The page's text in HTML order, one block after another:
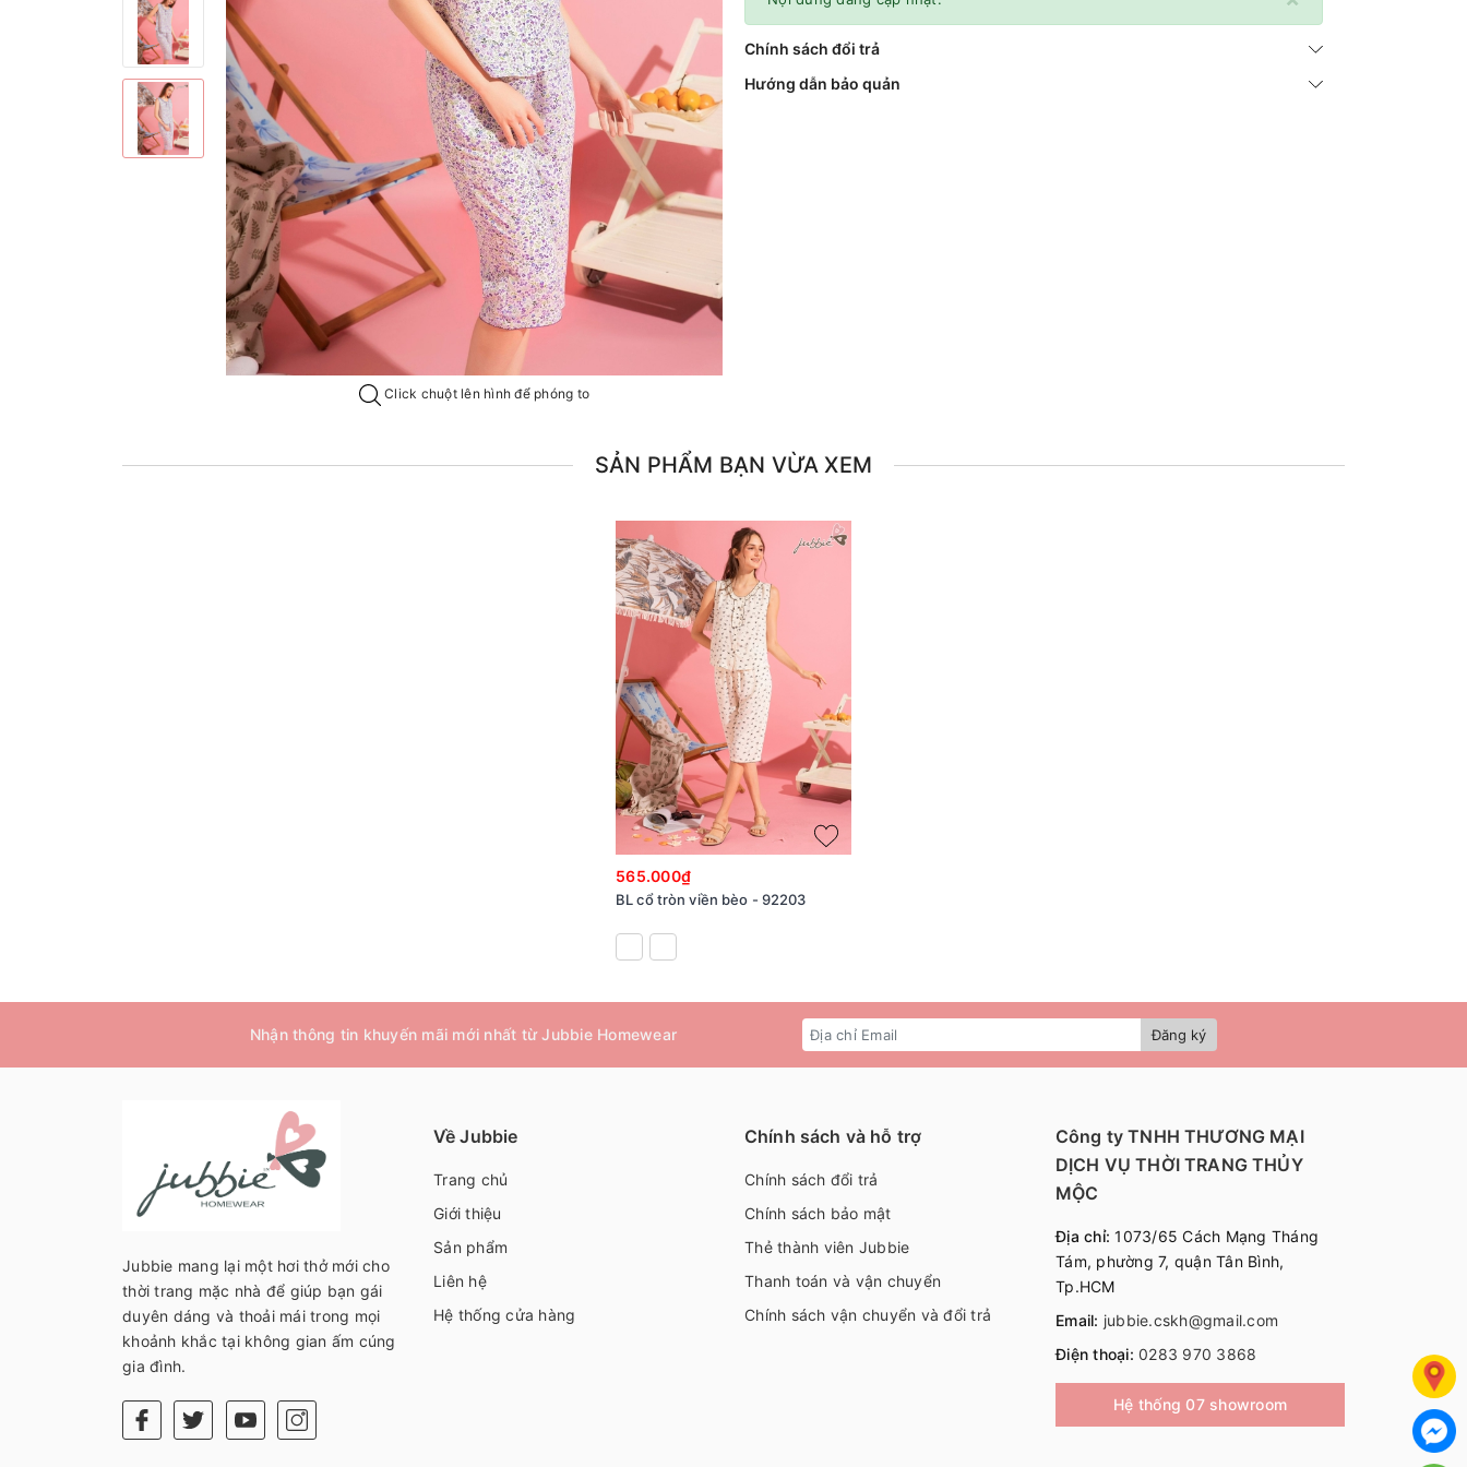
Click chuột lên hình để phóng to
Chính sách đổi trả
Hướng dẫn bảo quản
SẢN PHẨM BẠN VỪA XEM
565.000₫
BL cổ tròn viền bèo - 92203
Nhận thông tin khuyến mãi mới nhất từ Jubbie Homewear Đăng ký
Jubbie mang lại một hơi thở mới cho
thời trang mặc nhà để giúp bạn gái
duyên dáng và thoải mái trong mọi
khoảnh khắc tại không gian ấm cúng
gia đình.
Về Jubbie
Trang chủ
Giới thiệu
Sản phẩm
Liên hệ
Hệ thống cửa hàng
Chính sách và hỗ trợ
Chính sách đổi trả
Chính sách bảo mật
Thẻ thành viên Jubbie
Thanh toán và vận chuyển
Chính sách vận chuyển và đổi trả
Công ty TNHH THƯƠNG MẠI
DỊCH VỤ THỜI TRANG THỦY
MỘC
Địa chỉ: 1073/65 Cách Mạng Tháng
Tám, phường 7, quận Tân Bình,
Tp.HCM
Email: jubbie.cskh@gmail.com
Điện thoại: 0283 970 3868
Hệ thống 07 showroom